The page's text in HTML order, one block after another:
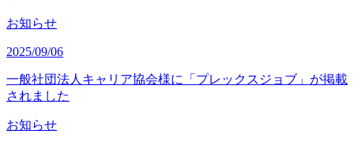
お知らせ
2025/09/06
一般社団法人キャリア協会様に「プレックスジョブ」が掲載
されました
お知らせ